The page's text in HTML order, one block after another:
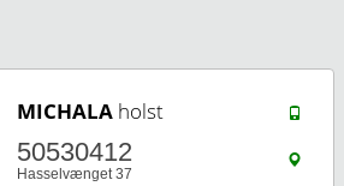
MICHALA holst
50530412
Hasselvænget 37